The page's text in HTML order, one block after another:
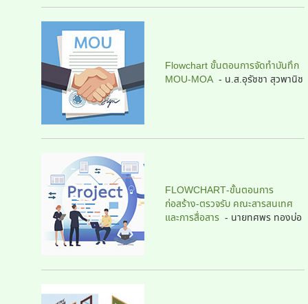
Flowchart ขั้นตอนการจัดทำบันทึก
MOU-MOA - น.ส.อุรัชชา สุวพานิช
FLOWCHART-ขั้นตอนการ
ก่อสร้าง-ตรวจรับ คณะสารสนเทศ
และการสื่อสาร - นายทศพร ทองบ่อ